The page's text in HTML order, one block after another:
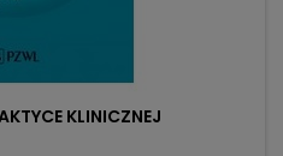
KLINICZNEJ